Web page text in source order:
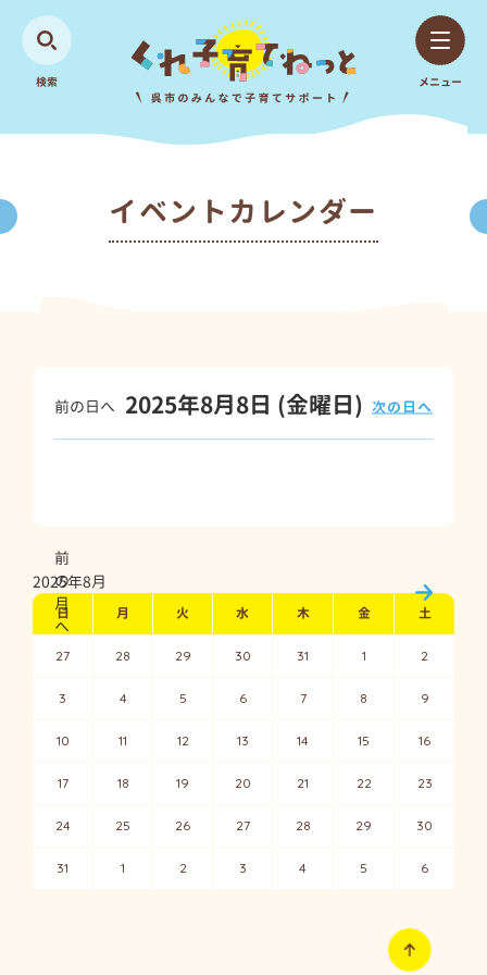
検索 メニュー
イベントカレンダー
2025年8月8日 (金曜日)
前の日へ 次の日へ
前
の
月
へ
次の月
2025年8月
日 月 火 水 木 金 土
27 28 29 30 31 1 2
3 4 5 6 7 8 9
10 11 12 13 14 15 16
17 18 19 20 21 22 23
24 25 26 27 28 29 30
31 1 2 3 4 5 6